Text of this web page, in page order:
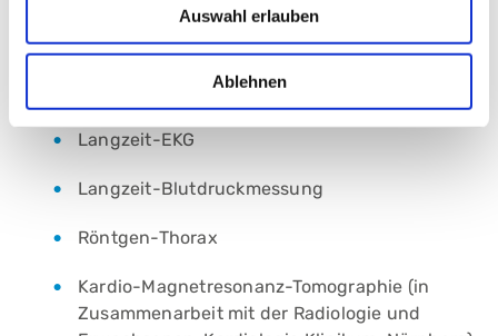
Auswahl erlauben
Ablehnen
Ruhe-EKG
Belastungs-EKG
Langzeit-EKG
Langzeit-Blutdruckmessung
Röntgen-Thorax
Kardio-Magnetresonanz-Tomographie (in
Zusammenarbeit mit der Radiologie und